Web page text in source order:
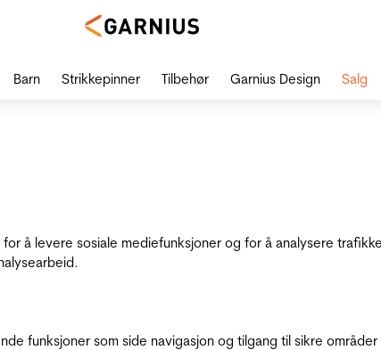
å levere sosiale mediefunksjoner og for å analysere
funksjoner som side navigasjon og tilgang til sikre
Barn Strikkepinner Tilbehør Garnius Design Salg